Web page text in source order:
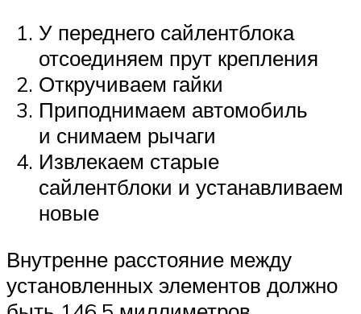
У переднего сайлентблока
отсоединяем прут крепления
Откручиваем гайки
Приподнимаем автомобиль
и снимаем рычаги
Извлекаем старые
сайлентблоки и устанавливаем
новые
Внутренне расстояние между
установленных элементов должно